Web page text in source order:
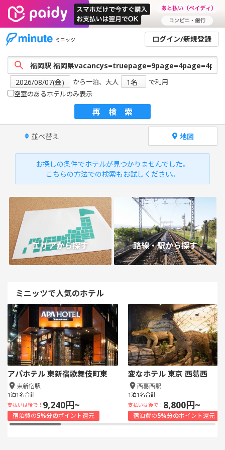
ミニッツ ログイン/新規登録
から一泊、大人
で利用
空室のあるホテルのみ表示
再検索
並べ替え 地図
お探しの条件でホテルが見つかりませんでした。
こちらの方法での検索もお試しください。
エリアから探す 路線・駅から探す
ミニッツで人気のホテル
アパホテル 東新宿歌舞伎町東
東新宿駅
1泊1名合計
支払いは後で！ 9,240円~
宿泊費の5%分のポイント還元
変なホテル 東京 西葛西
西葛西駅
1泊1名合計
支払いは後で！ 8,800円~
宿泊費の5%分のポイント還元